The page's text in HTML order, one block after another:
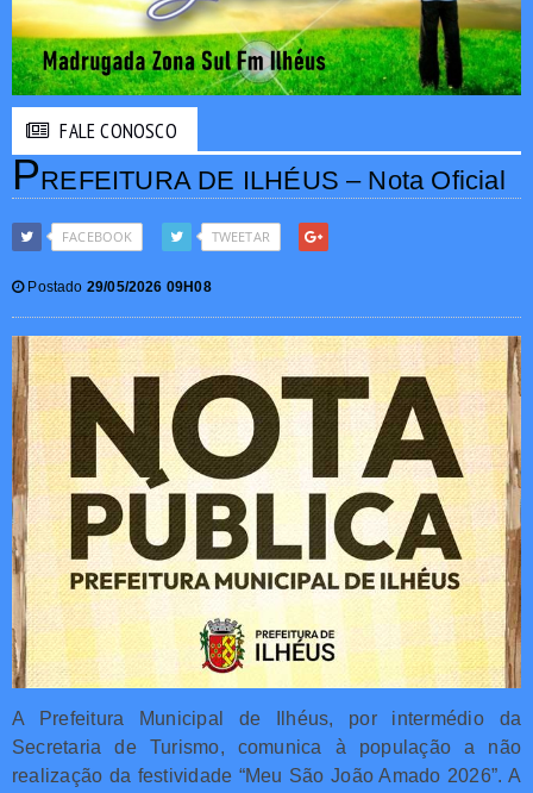
FALE CONOSCO
PREFEITURA DE ILHÉUS – Nota Oficial
FACEBOOK TWEETAR
Postado 29/05/2026 09H08
A Prefeitura Municipal de Ilhéus, por intermédio da
Secretaria de Turismo, comunica à população a não
realização da festividade “Meu São João Amado 2026”. A